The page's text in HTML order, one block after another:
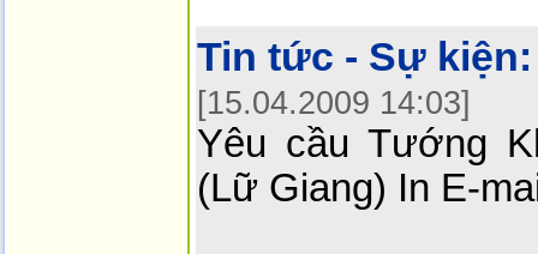
Tin tức - Sự kiện:
[15.04.2009 14:03]
Yêu cầu Tướng
(Lữ Giang) In E-